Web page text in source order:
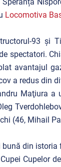
Locomotiva
93 și
spectatori.
avantajul
a redus din
Maţiura
(46, Mihail
din istoria
Cupelor